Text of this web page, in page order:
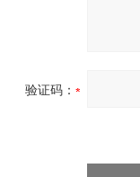
验证码：